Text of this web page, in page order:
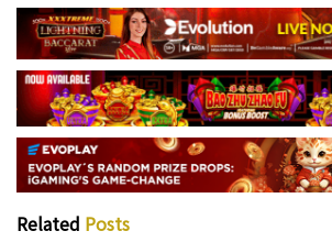
Related Posts